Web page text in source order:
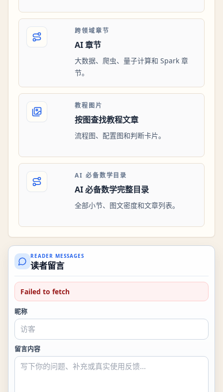
跨领域章节
AI 章节
大数据、爬虫、量子计算和 Spark 章
节。
教程图片
按图查找教程文章
流程图、配置图和判断卡片。
AI 必备数学目录
AI 必备数学完整目录
全部小节、图文密度和文章列表。
READER MESSAGES
读者留言
Failed to fetch
昵称
留言内容